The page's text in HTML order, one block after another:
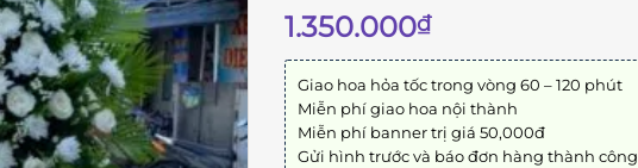
1.350.000₫
Giao hoa hỏa tốc trong vòng 60 – 120 phút
Miễn phí giao hoa nội thành
Miễn phí banner trị giá 50,000đ
Gửi hình trước và báo đơn hàng thành công